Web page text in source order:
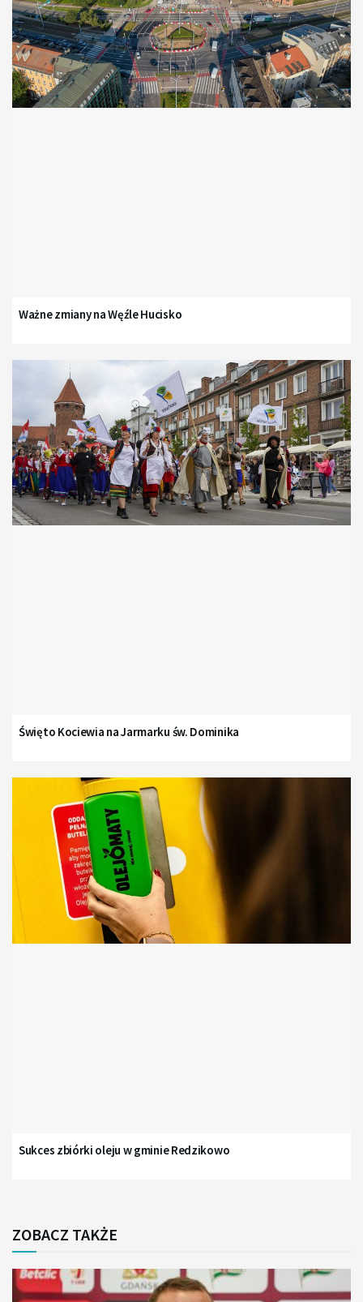
Ważne zmiany na Węźle Hucisko
Święto Kociewia na Jarmarku św. Dominika
Sukces zbiórki oleju w gminie Redzikowo
ZOBACZ TAKŻE